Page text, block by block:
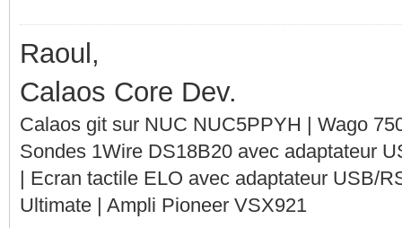
Raoul,
Calaos Core Dev.
Calaos git sur NUC NUC5PPYH | Wago
Sondes 1Wire DS18B20 avec adaptateur
| Ecran tactile ELO avec adaptateur USB/
Ultimate | Ampli Pioneer VSX921